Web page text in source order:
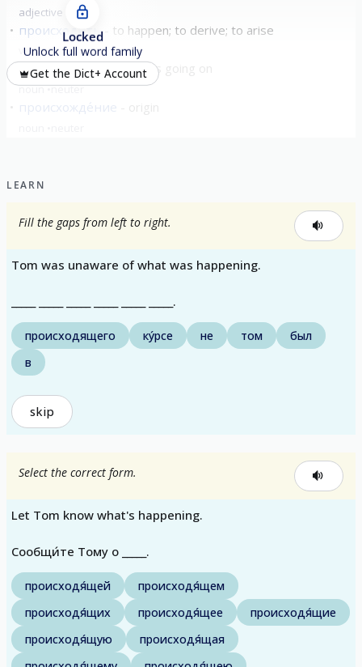
adjective
происходи́ть to happen; to derive; to arise
verb imperfective
происходя́щее what is going on
noun neuter
происхожде́ние
Locked
Unlock full word family
Get the Dict+ Account
LEARN
Fill the gaps from left to right.
Tom was unaware of what was happening.
_____ _____ _____ _____ _____ _____.
происходящего ку́рсе не том
был
в
skip
Select the correct form.
Let Tom know what's happening.
Сообщи́те Тому о _____.
происходя́щей
происходя́щем
происходя́щих
происходя́щее
происходя́щие
происходя́щую
происходя́щая